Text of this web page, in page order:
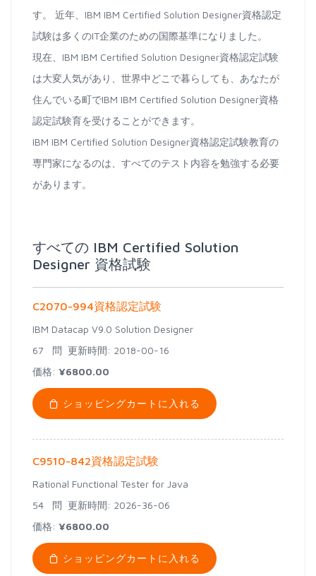
す。 近年、IBM IBM Certified Solution Designer資格認定
試験は多くのIT企業のための国際基準になりました。
現在、IBM IBM Certified Solution Designer資格認定試験
は大変人気があり、世界中どこで暮らしても、あなたが
住んでいる町でIBM IBM Certified Solution Designer資格
認定試験育を受けることができます。
IBM IBM Certified Solution Designer資格認定試験教育の
専門家になるのは、すべてのテスト内容を勉強する必要
があります。
すべての IBM Certified Solution
Designer 資格試験
C2070-994資格認定試験
IBM Datacap V9.0 Solution Designer
67 問 更新時間: 2018-00-16
価格: ¥6800.00
ショッピングカートに入れる
C9510-842資格認定試験
Rational Functional Tester for Java
54 問 更新時間: 2026-36-06
価格: ¥6800.00
ショッピングカートに入れる